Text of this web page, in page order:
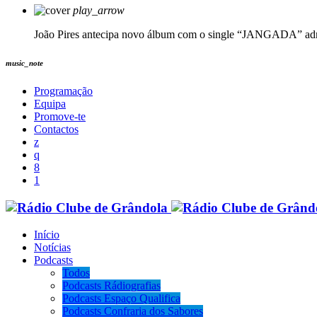
play_arrow
João Pires antecipa novo álbum com o single “JANGADA”
music_note
Programação
Equipa
Promove-te
Contactos
Início
Notícias
Podcasts
Todos
Podcasts Rádiografias
Podcasts Espaço Qualifica
Podcasts Confraria dos Sabores